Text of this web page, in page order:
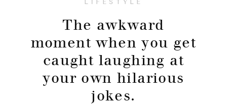
LIFESTYLE
The awkward
moment when you get
caught laughing at
your own hilarious
jokes.